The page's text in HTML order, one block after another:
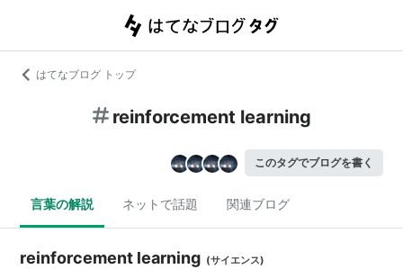
はてなブログ トップ
reinforcement learning
このタグでブログを書く
言葉の解説 ネットで話題 関連ブログ
reinforcement learning (サイエンス)